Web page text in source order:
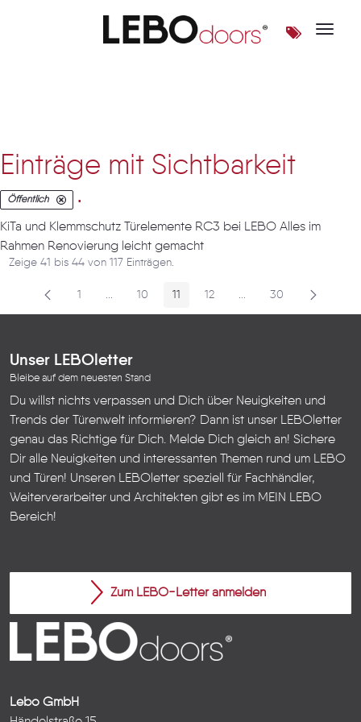
Toggle
Einträge mit Sichtbarkeit
Öffentlich .
KiTa und Klemmschutz Türelemente RC3 bei LEBO Alles im
Rahmen Renovierung leicht gemacht
Zeige 41 bis 44 von 117 Einträgen.
Seite
1 ...Zwischenseiten
Seite
10 Seite
11 Seite
12 ...Zwischenseiten
Seite
30
Unser LEBOletter
Bleibe auf dem neuesten Stand
Du willst nichts verpassen und Dich über Neuigkeiten und
Trends der Türenwelt informieren? Dann ist unser LEBOletter
genau das Richtige für Dich. Melde Dich gleich an! Sichere
Dir alle Neuigkeiten und interessanten Themen rund um LEBO
und Türen! Unseren LEBOletter speziell für Fachhändler,
Weiterverarbeiter und Architekten gibt es im MEIN LEBO
Bereich!
Zum LEBO-Letter anmelden
Lebo GmbH